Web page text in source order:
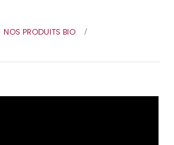
NOS PRODUITS BIO